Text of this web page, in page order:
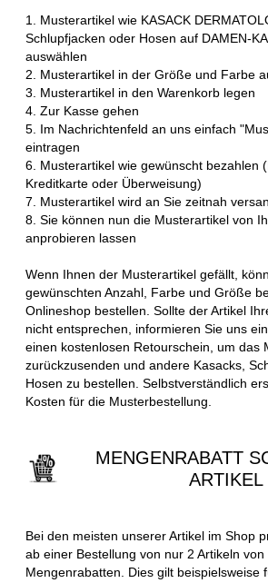
1. Musterartikel wie KASACK
Schlupfjacken oder Hosen auf DAMEN-
auswählen
2. Musterartikel in der Größe und Farbe
3. Musterartikel in den Warenkorb legen
4. Zur Kasse gehen
5. Im Nachrichtenfeld an uns einfach
eintragen
6. Musterartikel wie gewünscht bezahlen
Kreditkarte oder Überweisung)
7. Musterartikel wird an Sie zeitnah
8. Sie können nun die Musterartikel von
anprobieren lassen
Wenn Ihnen der Musterartikel gefällt,
gewünschten Anzahl, Farbe und Größe
Onlineshop bestellen. Sollte der Artikel
nicht entsprechen, informieren Sie uns
einen kostenlosen Retourschein, um das
zurückzusenden und andere Kasacks,
Hosen zu bestellen. Selbstverständlich
Kosten für die Musterbestellung.
MENGENRABATT
ARTIKEL
Bei den meisten unserer Artikel im Shop
ab einer Bestellung von nur 2 Artikeln von
Mengenrabatten. Dies gilt beispielsweise